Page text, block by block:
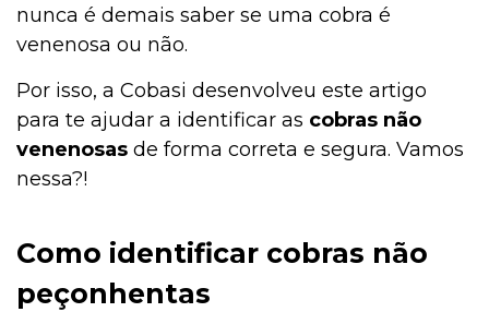
nunca é demais saber se uma cobra é
venenosa ou não.
Por isso, a Cobasi desenvolveu este artigo
para te ajudar a identificar as cobras não
venenosas de forma correta e segura. Vamos
nessa?!
Como identificar cobras não
peçonhentas